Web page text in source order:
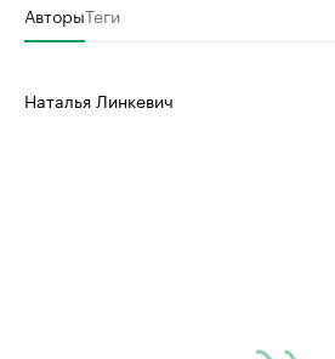
АвторыТеги
Наталья Линкевич